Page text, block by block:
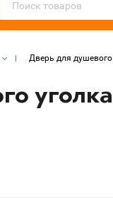
Дверь для душевого
уголка